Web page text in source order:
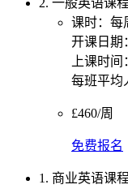
课时：每
开课日期
上课时
每班平均
£460/周
免费报名
1. 商业英语课